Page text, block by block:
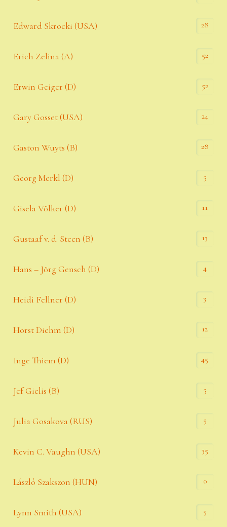
Edward Skrocki (USA) 28
Erich Zelina (A) 52
Erwin Geiger (D) 52
Gary Gosset (USA) 24
Gaston Wuyts (B) 28
Georg Merkl (D) 5
Gisela Völker (D) 11
Gustaaf v. d. Steen (B) 13
Hans – Jörg Gensch (D) 4
Heidi Fellner (D) 3
Horst Diehm (D) 12
Inge Thiem (D) 45
Jef Gielis (B) 5
Julia Gosakova (RUS) 5
Kevin C. Vaughn (USA) 35
László Szakszon (HUN) 0
Lynn Smith (USA) 5